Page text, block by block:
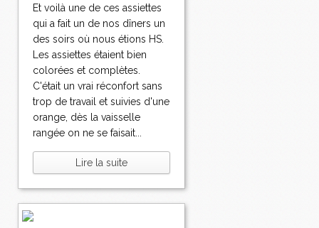
Et voilà une de ces assiettes
qui a fait un de nos dîners un
des soirs où nous étions HS.
Les assiettes étaient bien
colorées et complètes.
C'était un vrai réconfort sans
trop de travail et suivies d'une
orange, dès la vaisselle
rangée on ne se faisait...
Lire la suite